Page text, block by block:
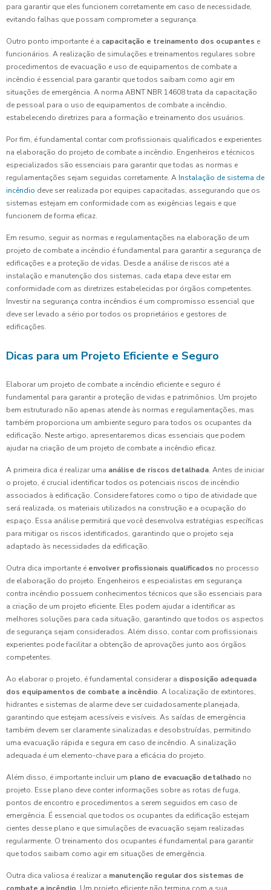
para garantir que eles funcionem corretamente em caso de necessidade,
evitando falhas que possam comprometer a segurança.
Outro ponto importante é a capacitação e treinamento dos ocupantes e
funcionários. A realização de simulações e treinamentos regulares sobre
procedimentos de evacuação e uso de equipamentos de combate a
incêndio é essencial para garantir que todos saibam como agir em
situações de emergência. A norma ABNT NBR 14608 trata da capacitação
de pessoal para o uso de equipamentos de combate a incêndio,
estabelecendo diretrizes para a formação e treinamento dos usuários.
Por fim, é fundamental contar com profissionais qualificados e experientes
na elaboração do projeto de combate a incêndio. Engenheiros e técnicos
especializados são essenciais para garantir que todas as normas e
regulamentações sejam seguidas corretamente. A Instalação de sistema de
incêndio deve ser realizada por equipes capacitadas, assegurando que os
sistemas estejam em conformidade com as exigências legais e que
funcionem de forma eficaz.
Em resumo, seguir as normas e regulamentações na elaboração de um
projeto de combate a incêndio é fundamental para garantir a segurança de
edificações e a proteção de vidas. Desde a análise de riscos até a
instalação e manutenção dos sistemas, cada etapa deve estar em
conformidade com as diretrizes estabelecidas por órgãos competentes.
Investir na segurança contra incêndios é um compromisso essencial que
deve ser levado a sério por todos os proprietários e gestores de
edificações.
Dicas para um Projeto Eficiente e Seguro
Elaborar um projeto de combate a incêndio eficiente e seguro é
fundamental para garantir a proteção de vidas e patrimônios. Um projeto
bem estruturado não apenas atende às normas e regulamentações, mas
também proporciona um ambiente seguro para todos os ocupantes da
edificação. Neste artigo, apresentaremos dicas essenciais que podem
ajudar na criação de um projeto de combate a incêndio eficaz.
A primeira dica é realizar uma análise de riscos detalhada. Antes de iniciar
o projeto, é crucial identificar todos os potenciais riscos de incêndio
associados à edificação. Considere fatores como o tipo de atividade que
será realizada, os materiais utilizados na construção e a ocupação do
espaço. Essa análise permitirá que você desenvolva estratégias específicas
para mitigar os riscos identificados, garantindo que o projeto seja
adaptado às necessidades da edificação.
Outra dica importante é envolver profissionais qualificados no processo
de elaboração do projeto. Engenheiros e especialistas em segurança
contra incêndio possuem conhecimentos técnicos que são essenciais para
a criação de um projeto eficiente. Eles podem ajudar a identificar as
melhores soluções para cada situação, garantindo que todos os aspectos
de segurança sejam considerados. Além disso, contar com profissionais
experientes pode facilitar a obtenção de aprovações junto aos órgãos
competentes.
Ao elaborar o projeto, é fundamental considerar a disposição adequada
dos equipamentos de combate a incêndio. A localização de extintores,
hidrantes e sistemas de alarme deve ser cuidadosamente planejada,
garantindo que estejam acessíveis e visíveis. As saídas de emergência
também devem ser claramente sinalizadas e desobstruídas, permitindo
uma evacuação rápida e segura em caso de incêndio. A sinalização
adequada é um elemento-chave para a eficácia do projeto.
Além disso, é importante incluir um plano de evacuação detalhado no
projeto. Esse plano deve conter informações sobre as rotas de fuga,
pontos de encontro e procedimentos a serem seguidos em caso de
emergência. É essencial que todos os ocupantes da edificação estejam
cientes desse plano e que simulações de evacuação sejam realizadas
regularmente. O treinamento dos ocupantes é fundamental para garantir
que todos saibam como agir em situações de emergência.
Outra dica valiosa é realizar a manutenção regular dos sistemas de